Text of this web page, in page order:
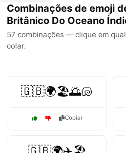
Combinações de emoji
Britânico Do Oceano
57 combinações — clique em
colar.
🇬🇧🌍🏖️🌅🐚
Copiar